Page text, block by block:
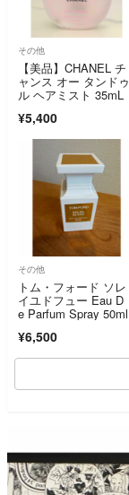
その他
【美品】CHANEL チ
ャンス オー タンドゥ
ル ヘアミスト 35mL
¥5,400
その他
トム・フォード ソレ
イユドフュー Eau D
e Parfum Spray 50ml
¥6,500